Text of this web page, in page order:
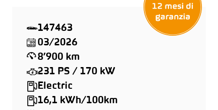
147463
03/2026
8’900 km
231 PS / 170 kW
Electric
16,1 kWh/100km